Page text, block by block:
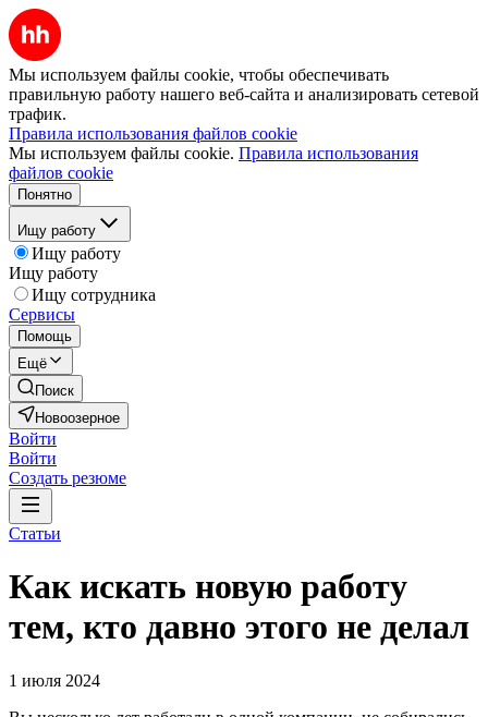
Мы используем файлы cookie, чтобы обеспечивать
правильную работу нашего веб-сайта и анализировать сетевой
трафик.
Правила использования файлов cookie
Мы используем файлы cookie. Правила использования
файлов cookie
Понятно
Ищу работу
Ищу работу
Ищу работу
Ищу сотрудника
Сервисы
Помощь
Ещё
Поиск
Новоозерное
Войти
Войти
Создать резюме
Статьи
Как искать новую работу
тем, кто давно этого не делал
1 июля 2024